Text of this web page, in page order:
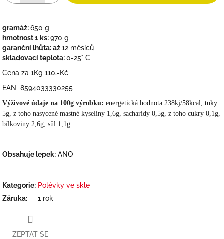
gramáž:650 g
hmotnost 1 ks:970 g
garanční lhůta: až12 měsíců
skladovací teplota:0-25° C
Cena za 1Kg 110,-Kč
EAN 8594033330255
Výživové údaje na 100g výrobku: energetická hodnota 238kj/58kcal, tuky
5g, z toho nasycené mastné kyseliny 1,6g, sacharidy 0,5g, z toho cukry 0,1g,
bílkoviny 2,6g, sůl 1,1g.
Obsahuje lepek: ANO
Kategorie: Polévky ve skle
Záruka: 1 rok
ZEPTAT SE